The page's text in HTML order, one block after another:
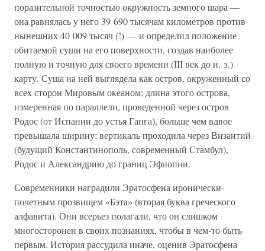
поразительной точностью окружность земного шара —
она равнялась у него 39 690 тысячам километров против
нынешних 40 009 тысяч (!) — и определил положение
обитаемой суши на его поверхности, создав наиболее
полную и точную для своего времени (III век до н. э.)
карту. Суша на ней выглядела как остров, окруженный со
всех сторон Мировым океаном; длина этого острова,
измеренная по параллели, проведенной через остров
Родос (от Испании до устья Ганга), больше чем вдвое
превышала ширину: вертикаль проходила через Византий
(будущий Константинополь, современный Стамбул),
Родос и Александрию до границ Эфиопии.
Современники наградили Эратосфена иронически-
почетным прозвищем «Бэта» (вторая буква греческого
алфавита). Они всерьез полагали, что он слишком
многосторонен в своих познаниях, чтобы в чем-то быть
первым. История рассудила иначе, оценив Эратосфена